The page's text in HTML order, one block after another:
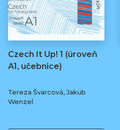
Czech It Up! 1 (úroveň
A1, učebnice)
Tereza Švarcová, Jakub
Wenzel